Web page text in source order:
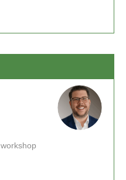
workshop